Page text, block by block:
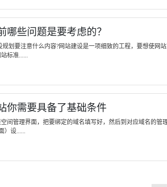
哪些问题是要考虑的？
划要注意什么内容?网站建设是一项细致的工程，要想使网
标准......
你需要具备了基础条件
间管理界面，把要绑定的域名填写好，然后到对应域名的管
）设......